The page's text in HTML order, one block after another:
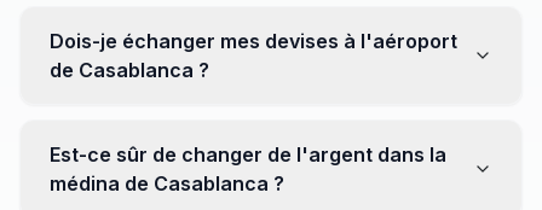
Dois-je échanger mes devises à l'aéroport
de Casablanca ?
être moins avantageux. Orientez-vous plutôt vers les
bureaux de change en ville pour obtenir de meilleurs
Est-ce sûr de changer de l'argent dans la
médina de Casablanca ?